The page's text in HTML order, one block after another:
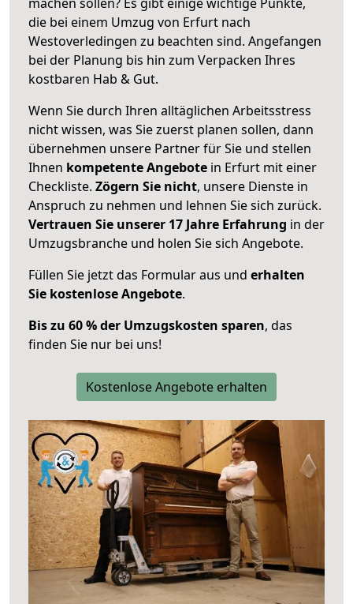
die bei einem Umzug von Erfurt nach
Westoverledingen zu beachten sind. Angefangen
bei der Planung bis hin zum Verpacken Ihres
kostbaren Hab & Gut.
Wenn Sie durch Ihren alltäglichen Arbeitsstress
nicht wissen, was Sie zuerst planen sollen, dann
übernehmen unsere Partner für Sie und stellen
Ihnen kompetente Angebote in Erfurt mit einer
Checkliste. Zögern Sie nicht, unsere Dienste in
Anspruch zu nehmen und lehnen Sie sich zurück.
Vertrauen Sie unserer 17 Jahre Erfahrung in der
Umzugsbranche und holen Sie sich Angebote.
Füllen Sie jetzt das Formular aus und erhalten
Sie kostenlose Angebote.
Bis zu 60 % der Umzugskosten sparen, das
finden Sie nur bei uns!
Kostenlose Angebote erhalten